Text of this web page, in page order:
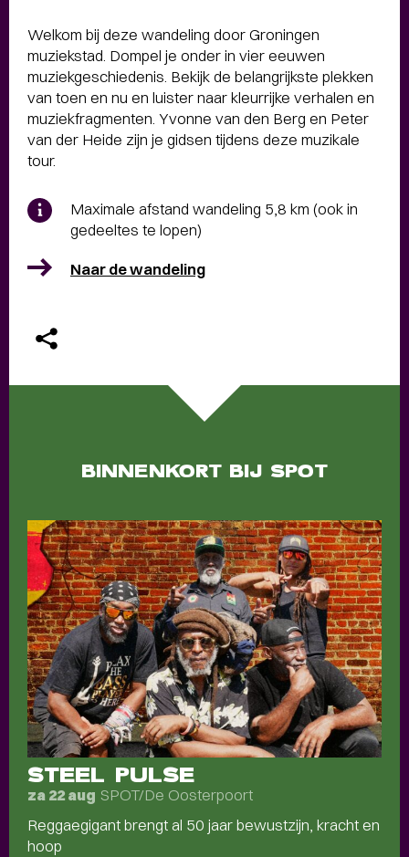
Welkom bij deze wandeling door Groningen
muziekstad. Dompel je onder in vier eeuwen
muziekgeschiedenis. Bekijk de belangrijkste plekken
van toen en nu en luister naar kleurrijke verhalen en
muziekfragmenten. Yvonne van den Berg en Peter
van der Heide zijn je gidsen tijdens deze muzikale
tour.
Maximale afstand wandeling 5,8 km (ook in
gedeeltes te lopen)
Naar de wandeling
BINNENKORT BIJ SPOT
STEEL PULSE
za 22 aug SPOT/De Oosterpoort
Reggaegigant brengt al 50 jaar bewustzijn, kracht en
hoop